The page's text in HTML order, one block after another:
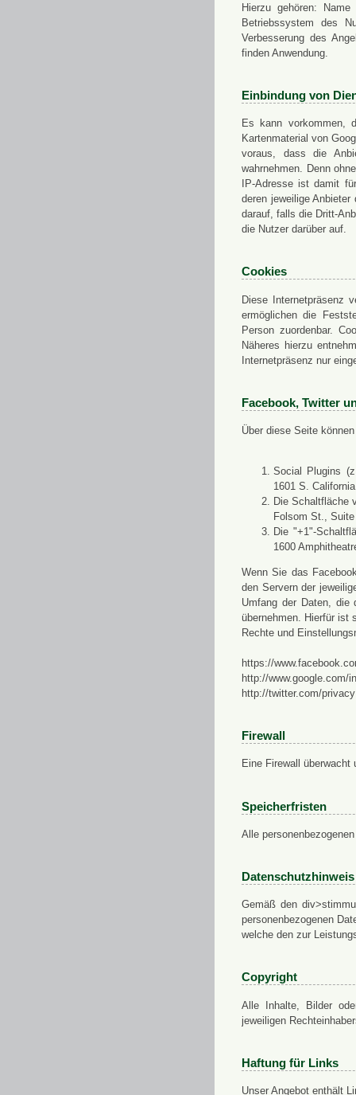
Hierzu gehören:
Betriebssystem des
Verbesserung des
finden Anwendung.
Einbindung von
Es kann vorkommen,
Kartenmaterial von
voraus, dass die
wahrnehmen. Denn
IP-Adresse ist damit
deren jeweilige
darauf, falls die Dritt-
die Nutzer darüber auf.
Cookies
Diese Internetpräsenz
ermöglichen die
Person zuordenbar.
Näheres hierzu
Internetpräsenz nur
Facebook, Twitter
Über diese Seite
Social Plugins
1601 S.
Die Schaltfläche
Folsom St.,
Die "+1"-
1600
Wenn Sie das
den Servern der
Umfang der Daten, die
übernehmen. Hierfür ist
Rechte und
https://
http://www.google.com/
http://twitter.com/privacy
Firewall
Eine Firewall
Speicherfristen
Alle
Datenschutzhinweis
Gemäß den
personenbezogenen
welche den zur
Copyright
Alle Inhalte, Bilder
jeweiligen
Haftung für Links
Unser Angebot enthält